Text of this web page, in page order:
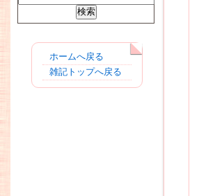
ホームへ戻る
雑記トップへ戻る